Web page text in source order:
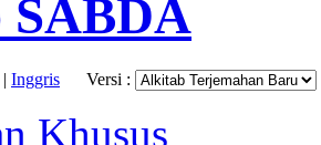
| Inggris Versi :
Khusus